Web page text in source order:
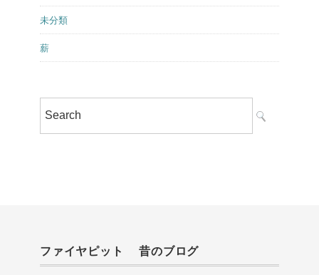
未分類
薪
ファイヤピット 昔のブログ